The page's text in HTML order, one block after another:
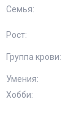
Семья:
Рост:
Группа крови:
Умения:
Хобби: